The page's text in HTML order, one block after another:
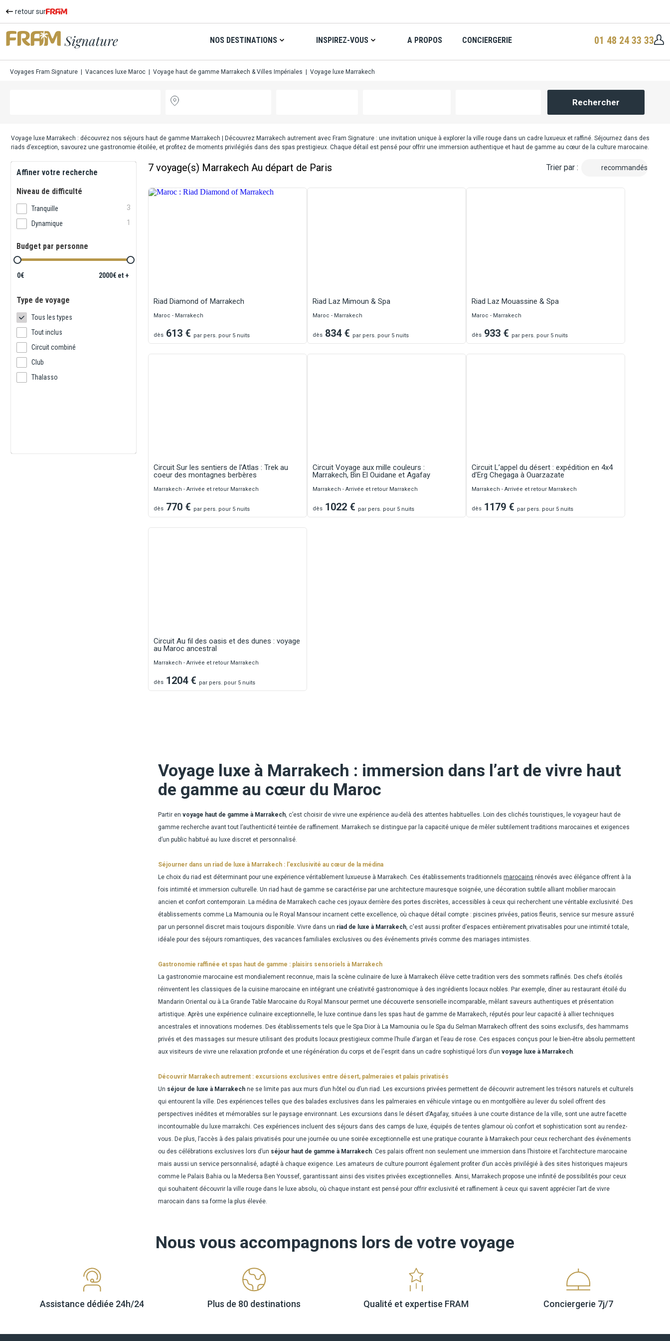
retour sur
01 48 24 33 33
NOS DESTINATIONS INSPIREZ-VOUS A PROPOS CONCIERGERIE
Voyages Fram Signature Vacances luxe Maroc Voyage haut de gamme Marrakech & Villes Impériales Voyage luxe Marrakech
Rechercher
Voyage luxe Marrakech : découvrez nos séjours haut de gamme Marrakech | Découvrez Marrakech autrement avec Fram Signature : une invitation unique à explorer la ville rouge dans un cadre luxueux et raffiné. Séjournez dans des
riads d’exception, savourez une gastronomie étoilée, et profitez de moments privilégiés dans des spas prestigieux. Chaque détail est pensé pour offrir une immersion authentique et haut de gamme au cœur de la culture marocaine.
Affiner votre recherche
Niveau de difficulté
Tranquille
3
Dynamique
1
Budget par personne
0€ 2000€ et +
Type de voyage
Tous les types
Tout inclus
Circuit combiné
Club
Thalasso
7 voyage(s) Marrakech Au départ de Paris recommandés
Trier par :
Riad Diamond of Marrakech
Maroc - Marrakech
dès 613 € par pers. pour 5 nuits
Riad Laz Mimoun & Spa
Maroc - Marrakech
dès 834 € par pers. pour 5 nuits
Riad Laz Mouassine & Spa
Maroc - Marrakech
dès 933 € par pers. pour 5 nuits
Circuit Sur les sentiers de l'Atlas : Trek au
coeur des montagnes berbères
Marrakech - Arrivée et retour Marrakech
dès 770 € par pers. pour 5 nuits
Circuit Voyage aux mille couleurs :
Marrakech, Bin El Ouidane et Agafay
Marrakech - Arrivée et retour Marrakech
dès 1022 € par pers. pour 5 nuits
Circuit L’appel du désert : expédition en 4x4
d’Erg Chegaga à Ouarzazate
Marrakech - Arrivée et retour Marrakech
dès 1179 € par pers. pour 5 nuits
Circuit Au fil des oasis et des dunes : voyage
au Maroc ancestral
Marrakech - Arrivée et retour Marrakech
dès 1204 € par pers. pour 5 nuits
Voyage luxe à Marrakech : immersion dans l’art de vivre haut
de gamme au cœur du Maroc
Partir envoyage haut de gamme à Marrakech, c’est choisir de vivre une expérience au-delà des attentes habituelles. Loin des clichés touristiques, le voyageur haut de
gamme recherche avant tout l’authenticité teintée de raffinement. Marrakech se distingue par la capacité unique de mêler subtilement traditions marocaines et exigences
d’un public habitué au luxe discret et personnalisé.
Séjourner dans un riad de luxe à Marrakech : l'exclusivité au cœur de la médina
Le choix du riad est déterminant pour une expérience véritablement luxueuse à Marrakech. Ces établissements traditionnelsmarocains rénovés avec élégance offrent à la
fois intimité et immersion culturelle. Un riad haut de gamme se caractérise par une architecture mauresque soignée, une décoration subtile alliant mobilier marocain
ancien et confort contemporain. La médina de Marrakech cache ces joyaux derrière des portes discrètes, accessibles à ceux qui recherchent une véritable exclusivité. Des
établissements comme La Mamounia ou le Royal Mansour incarnent cette excellence, où chaque détail compte : piscines privées, patios fleuris, service sur mesure assuré
par un personnel discret mais toujours disponible. Vivre dans un riad de luxe à Marrakech, c'est aussi profiter d’espaces entièrement privatisables pour une intimité totale,
idéale pour des séjours romantiques, des vacances familiales exclusives ou des événements privés comme des mariages intimistes.
Gastronomie raffinée et spas haut de gamme : plaisirs sensoriels à Marrakech
La gastronomie marocaine est mondialement reconnue, mais la scène culinaire de luxe à Marrakech élève cette tradition vers des sommets raffinés. Des chefs étoilés
réinventent les classiques de la cuisine marocaine en intégrant une créativité gastronomique à des ingrédients locaux nobles. Par exemple, dîner au restaurant étoilé du
Mandarin Oriental ou à La Grande Table Marocaine du Royal Mansour permet une découverte sensorielle incomparable, mêlant saveurs authentiques et présentation
artistique. Après une expérience culinaire exceptionnelle, le luxe continue dans les spas haut de gamme de Marrakech, réputés pour leur capacité à allier techniques
ancestrales et innovations modernes. Des établissements tels que le Spa Dior à La Mamounia ou le Spa du Selman Marrakech offrent des soins exclusifs, des hammams
privés et des massages sur mesure utilisant des produits locaux prestigieux comme l’huile d’argan et l’eau de rose. Ces espaces conçus pour le bien-être absolu permettent
aux visiteurs de vivre une relaxation profonde et une régénération du corps et de l'esprit dans un cadre sophistiqué lors d’unvoyage luxe à Marrakech.
Découvrir Marrakech autrement : excursions exclusives entre désert, palmeraies et palais privatisés
Un séjour de luxe à Marrakech ne se limite pas aux murs d’un hôtel ou d’un riad. Les excursions privées permettent de découvrir autrement les trésors naturels et culturels
qui entourent la ville. Des expériences telles que des balades exclusives dans les palmeraies en véhicule vintage ou en montgolfière au lever du soleil offrent des
perspectives inédites et mémorables sur le paysage environnant. Les excursions dans le désert d’Agafay, situées à une courte distance de la ville, sont une autre facette
incontournable du luxe marrakchi. Ces expériences incluent des séjours dans des camps de luxe, équipés de tentes glamour où confort et sophistication sont au rendez-
vous. De plus, l’accès à des palais privatisés pour une journée ou une soirée exceptionnelle est une pratique courante à Marrakech pour ceux recherchant des événements
ou des célébrations exclusives lors d’un séjour haut de gamme à Marrakech. Ces palais offrent non seulement une immersion dans l’histoire et l’architecture marocaine
mais aussi un service personnalisé, adapté à chaque exigence. Les amateurs de culture pourront également profiter d’un accès privilégié à des sites historiques majeurs
comme le Palais Bahia ou la Medersa Ben Youssef, garantissant ainsi des visites privées exceptionnelles. Ainsi, Marrakech propose une infinité de possibilités pour ceux
qui souhaitent découvrir la ville rouge dans le luxe absolu, où chaque instant est pensé pour offrir exclusivité et raffinement à ceux qui savent apprécier l’art de vivre
marocain dans sa forme la plus élevée.
Nous vous accompagnons lors de votre voyage
Assistance dédiée 24h/24 Plus de 80 destinations Qualité et expertise FRAM Conciergerie 7j/7